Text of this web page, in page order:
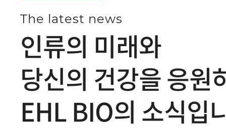
The latest news
인류의 미래와
당신의 건강을 응원
EHL BIO의 소식입